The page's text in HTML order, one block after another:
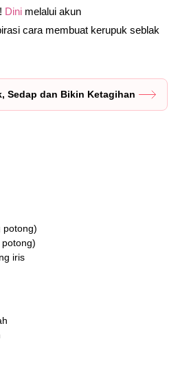
Dini melalui akun
cara membuat kerupuk seblak
Sedap dan Bikin Ketagihan
potong)
iris